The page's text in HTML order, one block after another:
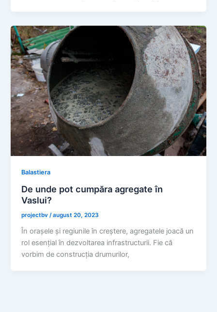
Balastiera
De unde pot cumpăra agregate în
Vaslui?
projectbv/august 20, 2023
În orașele și regiunile în creștere, agregatele joacă un
rol esențial în dezvoltarea infrastructurii. Fie că
vorbim de construcția drumurilor,